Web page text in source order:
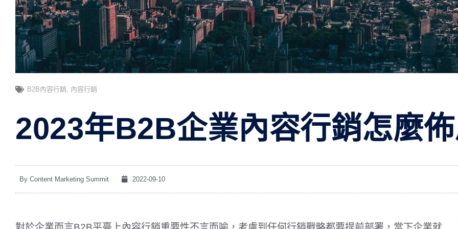
B2B內容行銷, 內容行銷
2023年B2B企業內容行銷怎麼
By Content Marketing Summit 2022-09-10